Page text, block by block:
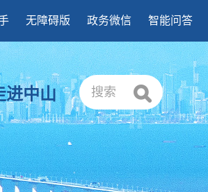
无障碍版 政务微信 智能问答
进中山 搜索